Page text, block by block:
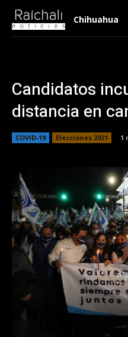
Chihuahua
Candidatos
distancia en
COVID-19 Elecciones 2021 1